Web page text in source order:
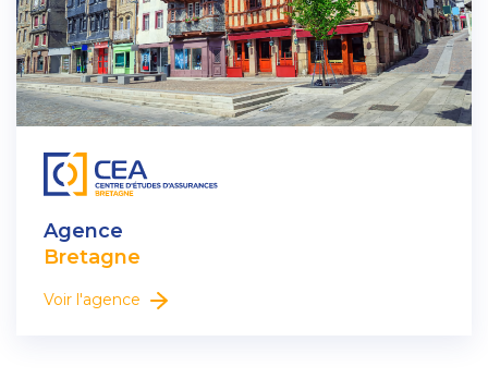
Agence
Bretagne
Voir l'agence